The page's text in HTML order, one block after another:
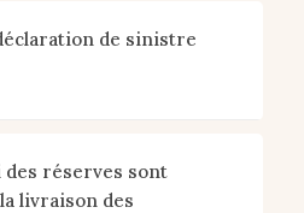
de sinistre
des réserves sont
livraison des